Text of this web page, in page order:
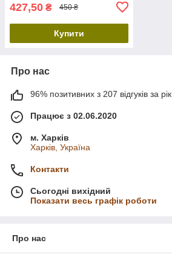
427,50 ₴ 450 ₴
Купити
Про нас
96% позитивних з 207 відгуків за рік
Працює з 02.06.2020
м. Харків
Харків, Україна
Контакти
Сьогодні вихідний
Показати весь графік роботи
Про нас